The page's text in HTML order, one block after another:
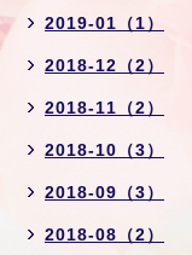
2019-01（1）
2018-12（2）
2018-11（2）
2018-10（3）
2018-09（3）
2018-08（2）